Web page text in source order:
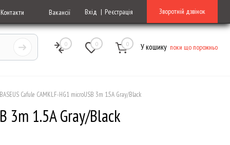
Контакти Вакансії Вхід Реєстрація Зворотній дзвінок
0 0 0 У кошику поки що порожньо
Cafule CAMKLF-HG1 microUSB 3m 1.5A Gray/Black
3m 1.5A Gray/Black